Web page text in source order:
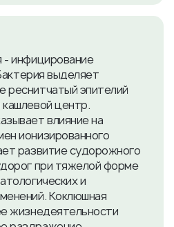
- инфицирование
выделяет
реснитчатый эпителий
центр.
влияние на
ионизированного
развитие судорожного
при тяжелой форме
и
Коклюшная
жизнедеятельности